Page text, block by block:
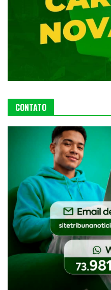
CONTATO